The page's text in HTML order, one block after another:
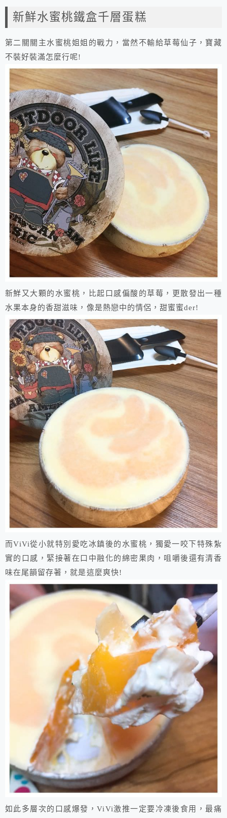
新鮮水蜜桃鐵盒千層蛋糕
第二關關主水蜜桃姐姐的戰力，當然不輸給草莓仙子，寶藏
不裝好裝滿怎麼行呢!
新鮮又大顆的水蜜桃，比起口感偏酸的草莓，更散發出一種
水果本身的香甜滋味，像是熱戀中的情侶，甜蜜蜜der!
而ViVi從小就特別愛吃冰鎮後的水蜜桃，獨愛一咬下特殊紮
實的口感，緊接著在口中融化的綿密果肉，咀嚼後還有清香
味在尾韻留存著，就是這麼爽快!
如此多層次的口感爆發，ViVi激推一定要冷凍後食用，最痛